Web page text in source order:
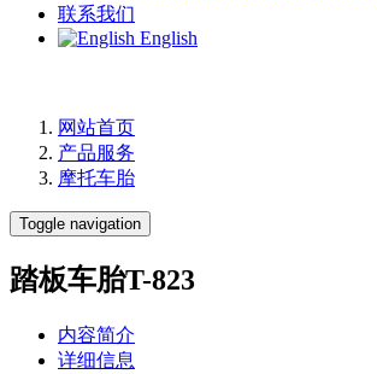
联系我们
English
网站首页
产品服务
摩托车胎
Toggle navigation
踏板车胎T-823
内容简介
详细信息